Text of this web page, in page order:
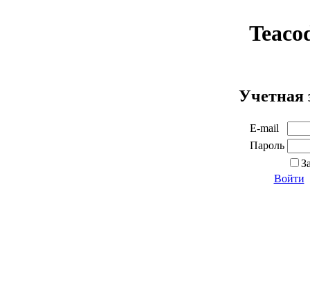
Учетная
E-mail
Пароль
Войти